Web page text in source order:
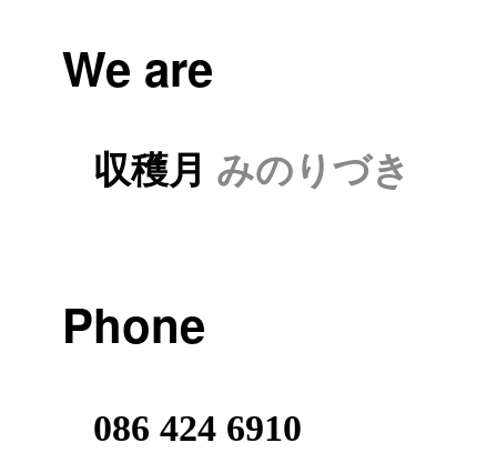
We are
収穫月 みのりづき
Phone
086 424 6910